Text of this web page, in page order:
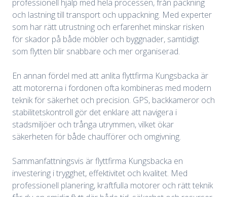
professionell hjälp med hela processen, från packning
och lastning till transport och uppackning. Med experter
som har rätt utrustning och erfarenhet minskar risken
för skador på både möbler och byggnader, samtidigt
som flytten blir snabbare och mer organiserad.
En annan fördel med att anlita flyttfirma Kungsbacka är
att motorerna i fordonen ofta kombineras med modern
teknik för säkerhet och precision. GPS, backkameror och
stabilitetskontroll gör det enklare att navigera i
stadsmiljöer och trånga utrymmen, vilket ökar
säkerheten för både chaufförer och omgivning.
Sammanfattningsvis är flyttfirma Kungsbacka en
investering i trygghet, effektivitet och kvalitet. Med
professionell planering, kraftfulla motorer och rätt teknik